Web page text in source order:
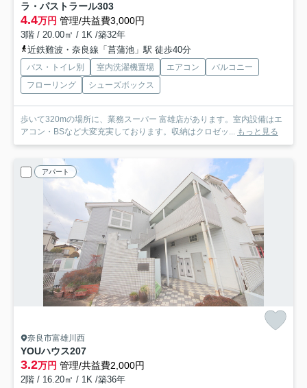
ラ・パストラール303
4.4万円 管理/共益費3,000円
3階 / 20.00㎡ / 1K /築32年
近鉄難波・奈良線「菖蒲池」駅 徒歩40分
バス・トイレ別 室内洗濯機置場 エアコン
バルコニー
フローリング
シューズボックス
歩いて320mの場所に、業務スーパー 富雄店があります。室内設備はエ
アコン・BSなど大変充実しております。収納はクロゼッ... もっと見る
アパート
奈良市富雄川西
YOUハウス207
3.2万円 管理/共益費2,000円
2階 / 16.20㎡ / 1K /築36年